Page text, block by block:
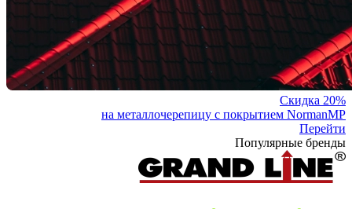
Скидка 20%
на металлочерепицу с покрытием NormanMP
Перейти
Популярные бренды